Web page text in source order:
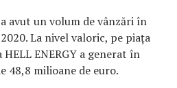
avut un volum de vânzări în
La nivel valoric, pe piața
ENERGY a generat în
48,8 milioane de euro.